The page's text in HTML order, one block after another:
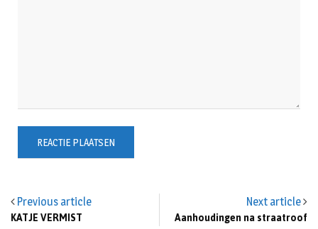
Previous article
KATJE VERMIST
Next article
Aanhoudingen na straatroof